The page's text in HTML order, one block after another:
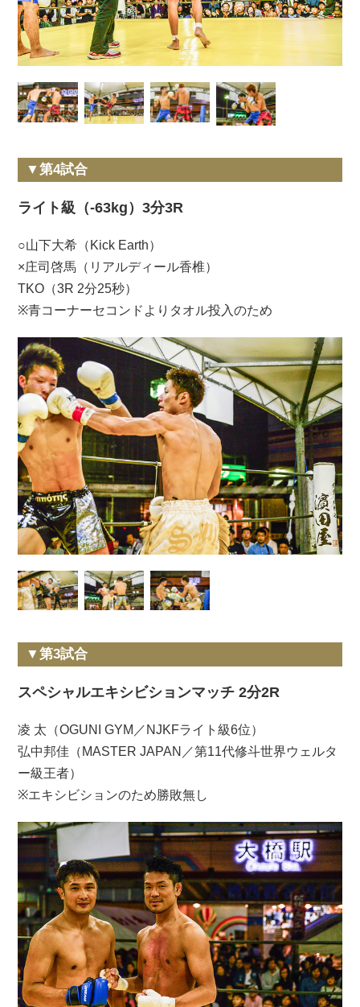
▼第4試合
ライト級（-63kg）3分3R
○山下大希（Kick Earth）
×庄司啓馬（リアルディール香椎）
TKO（3R 2分25秒）
※青コーナーセコンドよりタオル投入のため
▼第3試合
スペシャルエキシビションマッチ 2分2R
凌 太（OGUNI GYM／NJKFライト級6位）
弘中邦佳（MASTER JAPAN／第11代修斗世界ウェルタ
ー級王者）
※エキシビションのため勝敗無し